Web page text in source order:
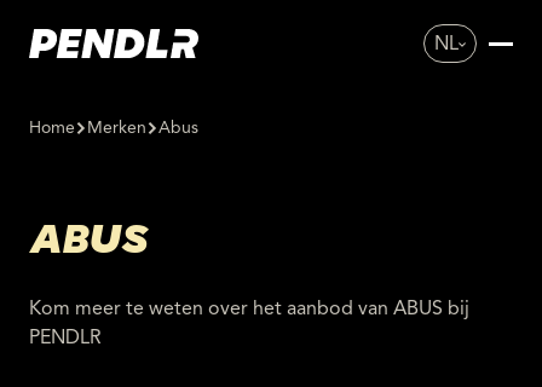
NL
Home Merken Abus
ABUS
Kom meer te weten over het aanbod van ABUS bij
PENDLR